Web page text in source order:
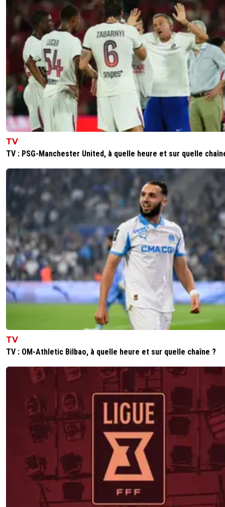
TV
TV : PSG-Manchester United, à quelle heure et sur quelle
TV
TV : OM-Athletic Bilbao, à quelle heure et sur quelle chaîne ?